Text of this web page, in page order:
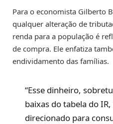
Para o economista Gilberto
qualquer alteração de
renda para a população é
de compra. Ele enfatiza
endividamento das famílias.
“Esse dinheiro,
baixas do tabela do
direcionado para